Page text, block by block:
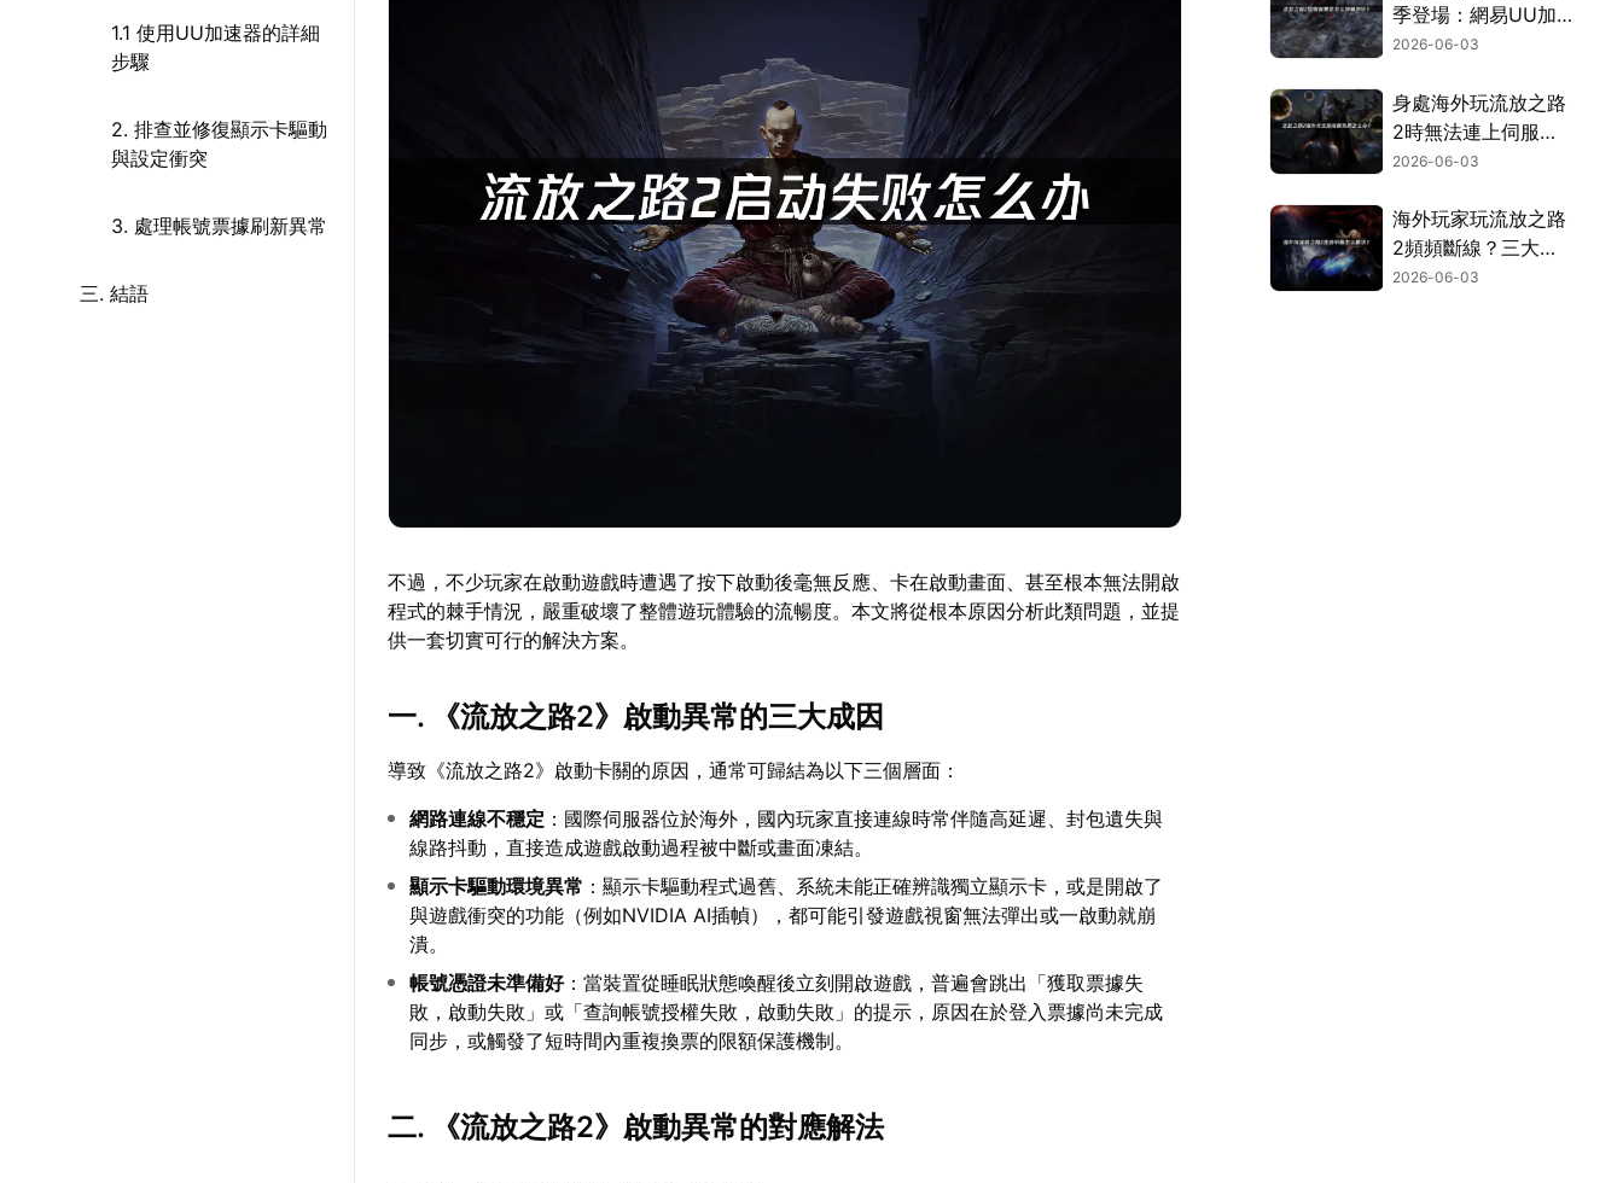
1.1 使用UU加速器的詳細
步驟
2. 排查並修復顯示卡驅動
與設定衝突
3. 處理帳號票據刷新異常
三. 結語
不過，不少玩家在啟動遊戲時遭遇了按下啟動後毫無反應、卡在啟動畫面、甚至根本無法開啟
程式的棘手情況，嚴重破壞了整體遊玩體驗的流暢度。本文將從根本原因分析此類問題，並提
供一套切實可行的解決方案。
一. 《流放之路2》啟動異常的三大成因
導致《流放之路2》啟動卡關的原因，通常可歸結為以下三個層面：
網路連線不穩定 ：國際伺服器位於海外，國內玩家直接連線時常伴隨高延遲、封包遺失與
線路抖動，直接造成遊戲啟動過程被中斷或畫面凍結。
顯示卡驅動環境異常 ：顯示卡驅動程式過舊、系統未能正確辨識獨立顯示卡，或是開啟了
與遊戲衝突的功能（例如NVIDIA AI插幀），都可能引發遊戲視窗無法彈出或一啟動就崩
潰。
帳號憑證未準備好：當裝置從睡眠狀態喚醒後立刻開啟遊戲，普遍會跳出「獲取票據失
敗，啟動失敗」或「查詢帳號授權失敗，啟動失敗」的提示，原因在於登入票據尚未完成
同步，或觸發了短時間內重複換票的限額保護機制。
二. 《流放之路2》啟動異常的對應解法
季登場：網易UU加
速器讓你暢玩不卡
2026-06-03
身處海外玩流放之路
2時無法連上伺服器
的完整解決方案！
2026-06-03
海外玩家玩流放之路
2頻頻斷線？三大主
因與終極解決對策！
2026-06-03